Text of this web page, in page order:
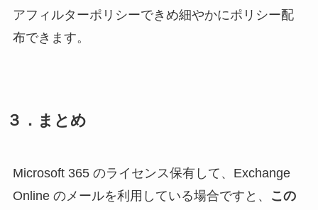
アフィルターポリシーできめ細やかにポリシー配
布できます。
３．まとめ
Microsoft 365 のライセンス保有して、Exchange
Online のメールを利用している場合ですと、
この